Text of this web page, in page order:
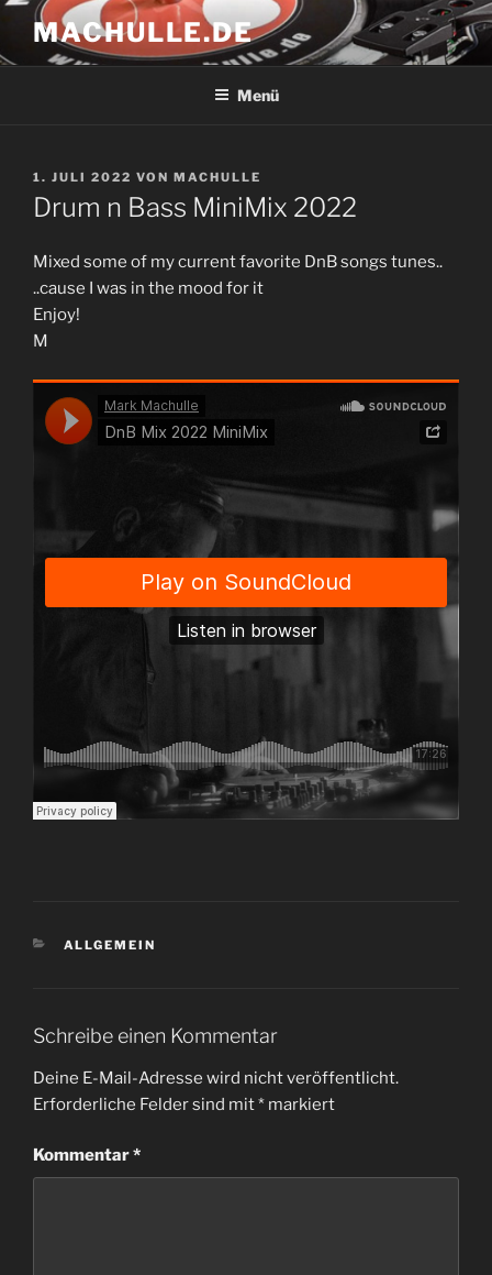
Zum
Inhalt
springen
MACHULLE.DE
Menü
VERÖFFENTLICHT
AM
1. JULI 2022 VON MACHULLE
Drum n Bass MiniMix 2022
Mixed some of my current favorite DnB songs tunes..
..cause I was in the mood for it
Enjoy!
M
KATEGORIEN
ALLGEMEIN
Schreibe einen Kommentar
Deine E-Mail-Adresse wird nicht veröffentlicht.
Erforderliche Felder sind mit* markiert
Kommentar*